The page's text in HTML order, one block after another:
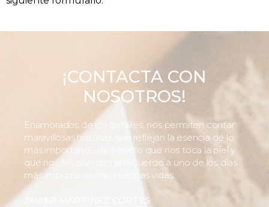
¡CONTACTA CON
NOSOTROS!
Enamorados de los detalles, nos permiten contar
maravillosas historias que reflejan la esencia de lo
más importante, de aquello que nos toca la piel y
que nos llevarán con el recuerdo a uno de los días
más importantes de nuestras vidas.
JAVIER MARTÍNEZ CORTÉS